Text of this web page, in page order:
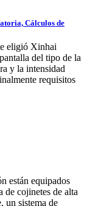
Cálculos de
eligió Xinhai
del tipo de la
y la intensidad
requisitos
están equipados
de cojinetes de alta
un sistema de